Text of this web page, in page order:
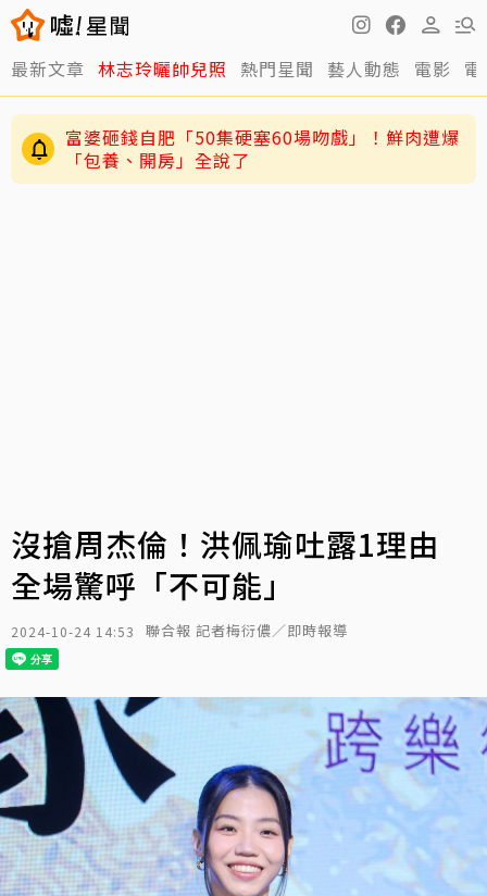
最新文章 林志玲曬帥兒照 熱門星聞 藝人動態 電影
富婆砸錢自肥「50集硬塞60場吻戲」！鮮肉遭爆
「包養、開房」全說了
沒搶周杰倫！洪佩瑜吐露1理由
全場驚呼「不可能」
2024-10-24 14:53 聯合報 記者梅衍儂／即時報導